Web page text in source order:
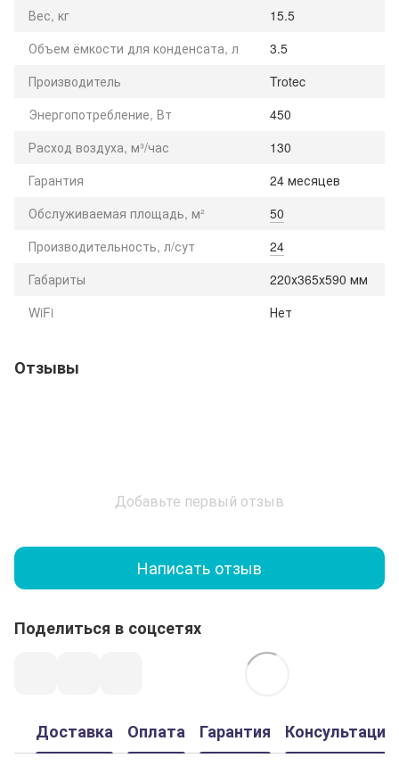
Вес, кг
15.5
Объем ёмкости для конденсата, л
3.5
Производитель
Trotec
Энергопотребление, Вт
450
Расход воздуха, м³/час
130
Гарантия
24 месяцев
Обслуживаемая площадь, м²
50
Производительность, л/сут
24
Габариты
220х365х590 мм
WiFi
Нет
Отзывы
Добавьте первый отзыв
Написать отзыв
Поделиться в соцсетях
Доставка Оплата Гарантия Консультация